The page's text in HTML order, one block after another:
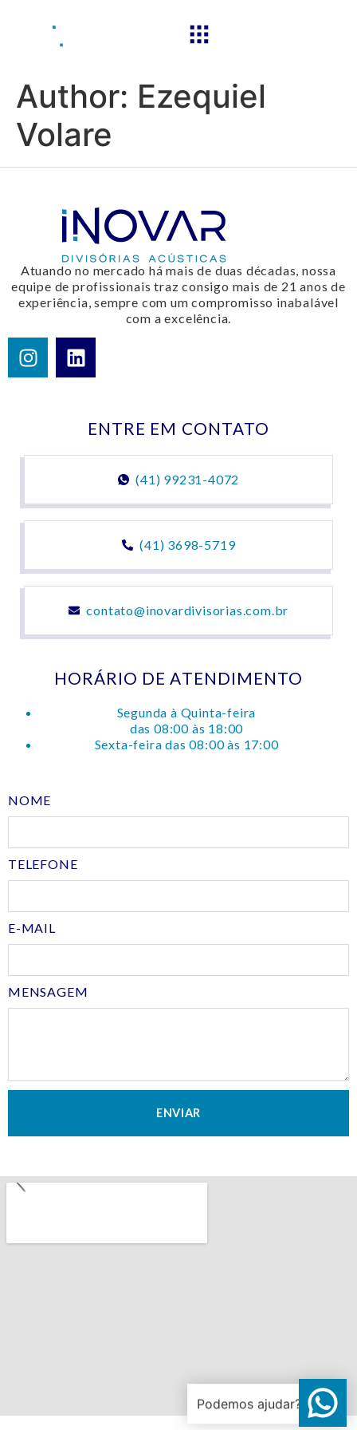
Author: Ezequiel
Volare
Atuando no mercado há mais de duas décadas, nossa
equipe de profissionais traz consigo mais de 21 anos de
experiência, sempre com um compromisso inabalável
com a excelência.
ENTRE EM CONTATO
(41) 99231-4072
(41) 3698-5719
contato@inovardivisorias.com.br
HORÁRIO DE ATENDIMENTO
Segunda à Quinta-feira
das 08:00 às 18:00
Sexta-feira das 08:00 às 17:00
NOME
TELEFONE
E-MAIL
MENSAGEM
ENVIAR